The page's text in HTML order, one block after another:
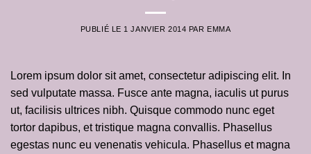
PUBLIÉ LE 1 JANVIER 2014 PAR EMMA
Lorem ipsum dolor sit amet, consectetur adipiscing elit. In
sed vulputate massa. Fusce ante magna, iaculis ut purus
ut, facilisis ultrices nibh. Quisque commodo nunc eget
tortor dapibus, et tristique magna convallis. Phasellus
egestas nunc eu venenatis vehicula. Phasellus et magna